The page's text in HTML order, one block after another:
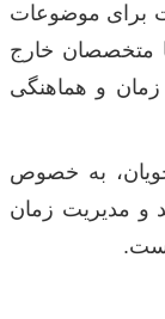
برای موضوعات
متخصصان خارج
و هماهنگی
به خصوص
و مدیریت زمان